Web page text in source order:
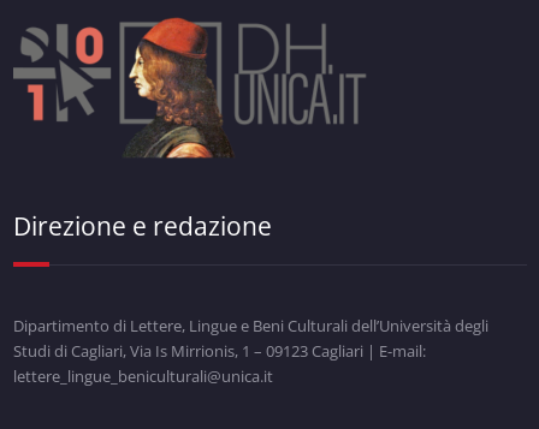
Direzione e redazione
Dipartimento di Lettere, Lingue e Beni Culturali dell’Università degli
Studi di Cagliari, Via Is Mirrionis, 1 – 09123 Cagliari | E-mail:
lettere_lingue_beniculturali@unica.it